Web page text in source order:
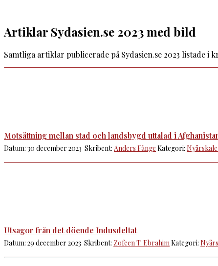
Artiklar Sydasien.se 2023 med bild
Samtliga artiklar publicerade på Sydasien.se 2023 listade i
Motsättning mellan stad och landsbygd uttalad i
Datum: 30 december 2023 Skribent: Anders Fänge Kategori:
Utsagor från det döende Indusdeltat
Datum: 29 december 2023 Skribent: Zofeen T. EbrahimKategori: